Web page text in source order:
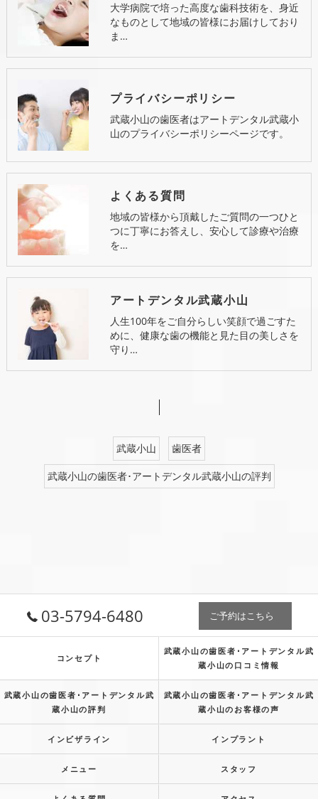
大学病院で培った高度な歯科技術を、身近
なものとして地域の皆様にお届けしており
ま…
プライバシーポリシー
武蔵小山の歯医者はアートデンタル武蔵小
山のプライバシーポリシーページです。
よくある質問
地域の皆様から頂戴したご質問の一つひと
つに丁寧にお答えし、安心して診療や治療
を…
アートデンタル武蔵小山
人生100年をご自分らしい笑顔で過ごすた
めに、健康な歯の機能と見た目の美しさを
守り…
武蔵小山 歯医者
武蔵小山の歯医者･アートデンタル武蔵小山の評判
03-5794-6480 ご予約はこちら
コンセプト
武蔵小山の歯医者･アートデンタル武
蔵小山の口コミ情報
武蔵小山の歯医者･アートデンタル武
蔵小山の評判
武蔵小山の歯医者･アートデンタル武
蔵小山のお客様の声
インビザライン インプラント
メニュー スタッフ